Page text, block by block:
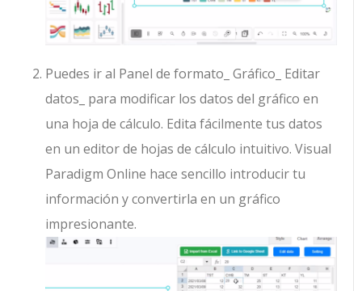
Puedes ir al Panel de formato_ Gráfico_ Editar
datos_ para modificar los datos del gráfico en
una hoja de cálculo. Edita fácilmente tus datos
en un editor de hojas de cálculo intuitivo. Visual
Paradigm Online hace sencillo introducir tu
información y convertirla en un gráfico
impresionante.